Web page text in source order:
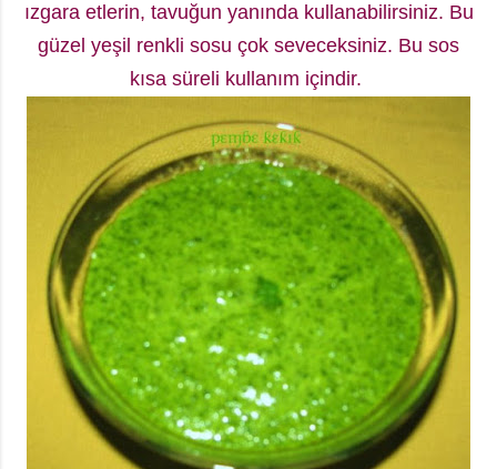
ızgara etlerin, tavuğun yanında kullanabilirsiniz. Bu
güzel yeşil renkli sosu çok seveceksiniz. Bu sos
kısa süreli kullanım içindir.